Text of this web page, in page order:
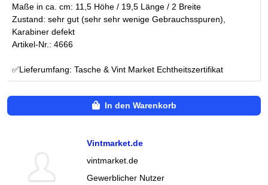
Maße in ca. cm: 11,5 Höhe / 19,5 Länge / 2 Breite
Zustand: sehr gut (sehr sehr wenige Gebrauchsspuren),
Karabiner defekt
Artikel-Nr.: 4666
✅Lieferumfang: Tasche & Vint Market Echtheitszertifikat
In den Warenkorb
Vintmarket.de
vintmarket.de
Gewerblicher Nutzer